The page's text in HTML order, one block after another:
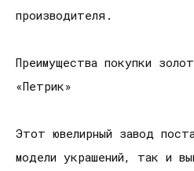
производителя.
Преимущества покупки
«Петрик»
Этот ювелирный завод
модели украшений, так и